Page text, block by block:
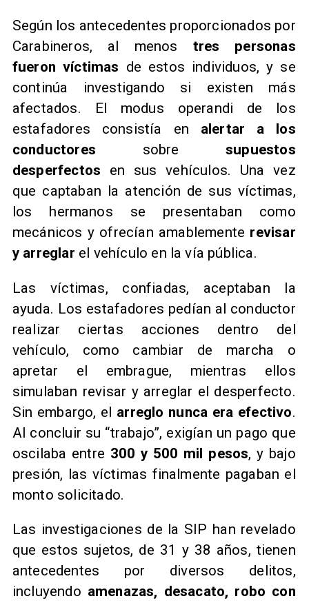
Según los antecedentes proporcionados por
Carabineros, al menos tres personas
fueron víctimas de estos individuos, y se
continúa investigando si existen más
afectados. El modus operandi de los
estafadores consistía en alertar a los
conductores sobresupuestos
desperfectos en sus vehículos. Una vez
que captaban la atención de sus víctimas,
los hermanos se presentaban como
mecánicos y ofrecían amablemente revisar
y arreglar el vehículo en la vía pública.
Las víctimas, confiadas, aceptaban la
ayuda. Los estafadores pedían al conductor
realizar ciertas acciones dentro del
vehículo, como cambiar de marcha o
apretar el embrague, mientras ellos
simulaban revisar y arreglar el desperfecto.
Sin embargo, el arreglo nunca era efectivo.
Al concluir su “trabajo”, exigían un pago que
oscilaba entre 300 y 500 mil pesos, y bajo
presión, las víctimas finalmente pagaban el
monto solicitado.
Las investigaciones de la SIP han revelado
que estos sujetos, de 31 y 38 años, tienen
antecedentes por diversos delitos,
incluyendo amenazas, desacato, robo con